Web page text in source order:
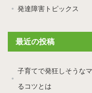
発達障害トピックス
最近の投稿
子育てで発狂しそうな
るコツとは